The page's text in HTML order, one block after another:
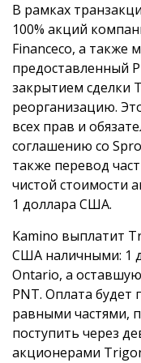
В рамках
100% акций
Financeco, а также
предоставленный
закрытием сделки
реорганизацию.
всех прав и
соглашению со
также перевод
чистой стоимости
1 доллара США.
Kamino выплатит
США наличными: 1
Ontario, а
PNT. Оплата
равными частями,
поступить через
акционерами